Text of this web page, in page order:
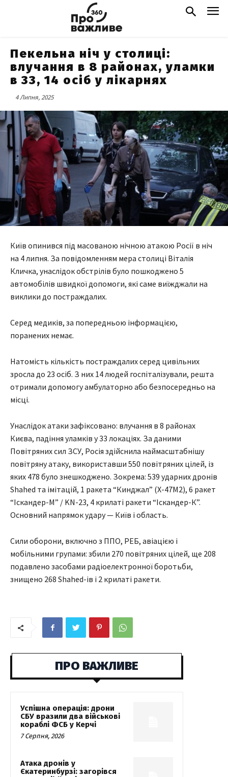
Пекельна ніч у столиці:
влучання в 8 районах, уламки
в 33, 14 осіб у лікарнях
4 Липня, 2025
Київ опинився під масованою нічною атакою Росії в ніч
на 4 липня. За повідомленням мера столиці Віталія
Кличка, унаслідок обстрілів було пошкоджено 5
автомобілів швидкої допомоги, які саме виїжджали на
виклики до постраждалих.
Серед медиків, за попередньою інформацією,
поранених немає.
Натомість кількість постраждалих серед цивільних
зросла до 23 осіб. З них 14 людей госпіталізували, решта
отримали допомогу амбулаторно або безпосередньо на
місці.
Унаслідок атаки зафіксовано: влучання в 8 районах
Києва, падіння уламків у 33 локаціях. За даними
Повітряних сил ЗСУ, Росія здійснила наймасштабнішу
повітряну атаку, використавши 550 повітряних цілей, із
яких 478 було знешкоджено. Зокрема: 539 ударних дронів
Shahed та імітацій, 1 ракета “Кинджал” (Х-47М2), 6 ракет
“Іскандер-М” / KN-23, 4 крилаті ракети “Іскандер-К”.
Основний напрямок удару — Київ і область.
Сили оборони, включно з ППО, РЕБ, авіацією і
мобільними групами: збили 270 повітряних цілей, ще 208
подавлено засобами радіоелектронної боротьби,
знищено 268 Shahed-ів і 2 крилаті ракети.
ПРО ВАЖЛИВЕ
Успішна операція: дрони
СБУ вразили два військові
кораблі ФСБ у Керчі
7 Серпня, 2026
Атака дронів у
Єкатеринбурзі: загорівся